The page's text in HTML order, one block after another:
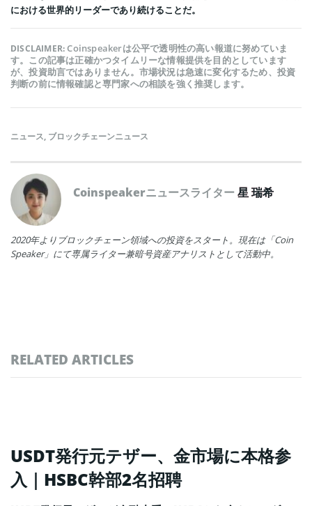
における世界的リーダーであり続けることだ。
DISCLAIMER:Coinspeakerは公平で透明性の高い報道に努めていま
す。この記事は正確かつタイムリーな情報提供を目的としています
が、投資助言ではありません。市場状況は急速に変化するため、投資
判断の前に情報確認と専門家への相談を強く推奨します。
ニュース, ブロックチェーンニュース
Coinspeakerニュースライター星 瑞希
2020年よりブロックチェーン領域への投資をスタート。現在は「Coin
Speaker」にて専属ライター兼暗号資産アナリストとして活動中。
RELATED ARTICLES
USDT発行元テザー、金市場に本格参
入｜HSBC幹部2名招聘